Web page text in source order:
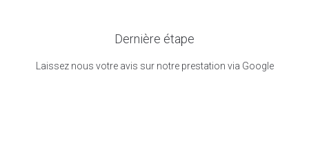
Dernière étape
Laissez nous votre avis sur notre prestation via Google